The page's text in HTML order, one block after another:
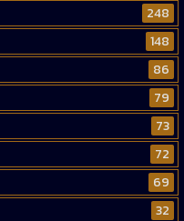
248
148
86
79
73
72
69
32